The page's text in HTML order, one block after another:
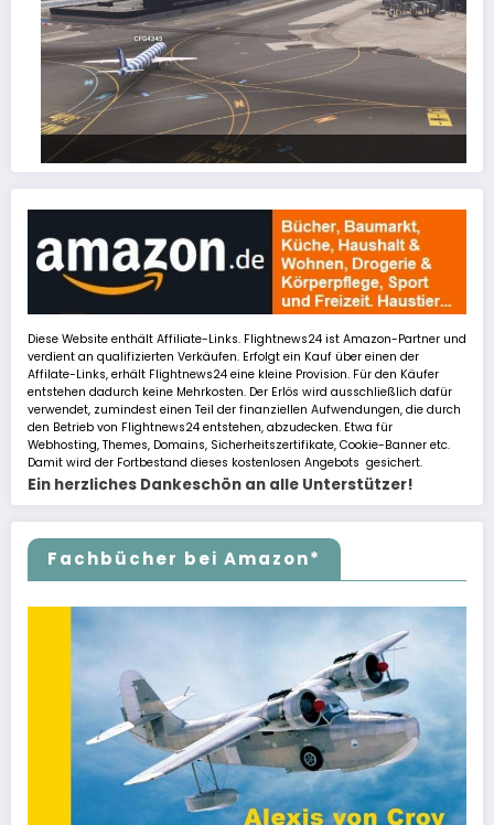
FSLTL Traffic: Tipps und Tricks, damit es klappt!
Diese Website enthält Affiliate-Links. Flightnews24 ist Amazon-Partner und
verdient an qualifizierten Verkäufen. Erfolgt ein Kauf über einen der
Affilate-Links, erhält Flightnews24 eine kleine Provision. Für den Käufer
entstehen dadurch keine Mehrkosten. Der Erlös wird ausschließlich dafür
verwendet, zumindest einen Teil der finanziellen Aufwendungen, die durch
den Betrieb von Flightnews24 entstehen, abzudecken. Etwa für
Webhosting, Themes, Domains, Sicherheitszertifikate, Cookie-Banner etc.
Damit wird der Fortbestand dieses kostenlosen Angebots gesichert.
Ein herzliches Dankeschön an alle Unterstützer!
Fachbücher bei Amazon*